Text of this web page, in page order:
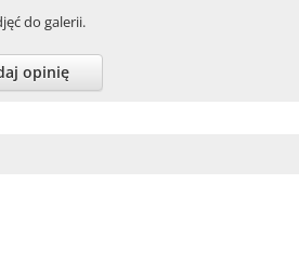
do galerii.
opinię